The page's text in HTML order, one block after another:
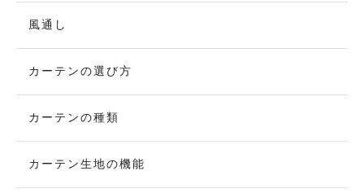
風通し
カーテンの選び方
カーテンの種類
カーテン生地の機能